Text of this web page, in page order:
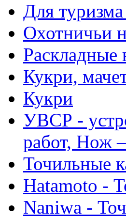
Для
Охотничьи
Раскладные
Кукри,
Кукри
УВСР -
работ, Нож
Точильные
Hatamoto -
Naniwa -